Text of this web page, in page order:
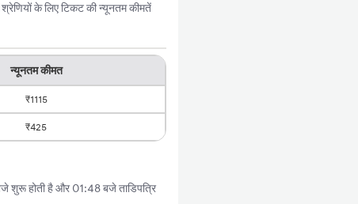
के लिए टिकट की न्यूनतम कीमतें
न्यूनतम कीमत
₹1115
₹425
शुरू होती है और 01:48 बजे ताडिपत्रि